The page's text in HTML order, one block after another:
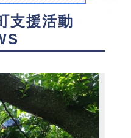
支援活動